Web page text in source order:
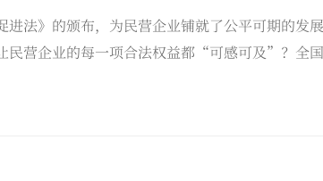
法》的颁布，为民营企业铺就了公平可期的发
营企业的每一项合法权益都“可感可及”？全国